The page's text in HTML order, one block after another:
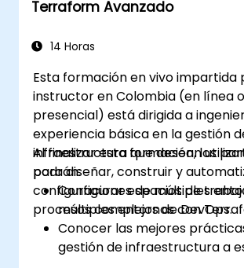
operaciones de Terraform en
incluyendo herramientas y
Actuar como expertos en
proyecto o módulo de
existente o nuevo.
Terraform Avanzado
14 Horas
Esta formación en vivo impartida
instructor en Colombia (en línea o
presencial) está dirigida a
experiencia básica en la gestión
infraestructura que desean
para diseñar, construir y
configuraciones de múltiples
procesos complejos de DevOps.
Al finalizar esta formación, los
podrán:
Configurar espacios de
múltiples entornos con
Conocer las mejores
gestión de infraestructura a